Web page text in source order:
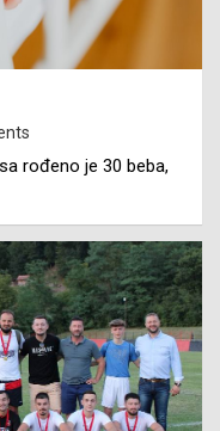
rođeno je 30 beba,